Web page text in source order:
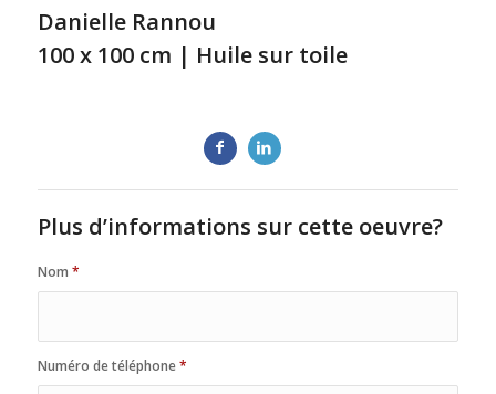
Danielle Rannou
100 x 100 cm | Huile sur toile
Plus d’informations sur cette oeuvre?
Nom *
Numéro de téléphone*